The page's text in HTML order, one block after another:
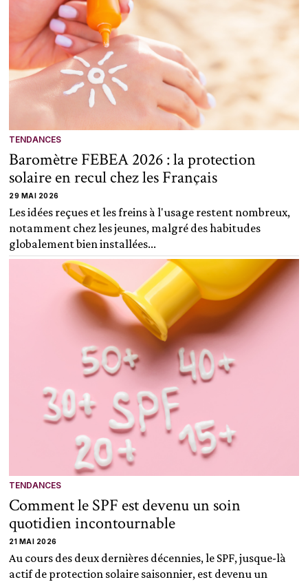
TENDANCES
Baromètre FEBEA 2026 : la protection
solaire en recul chez les Français
29 MAI 2026
Les idées reçues et les freins à l'usage restent nombreux,
notamment chez les jeunes, malgré des habitudes
globalement bien installées...
TENDANCES
Comment le SPF est devenu un soin
quotidien incontournable
21 MAI 2026
Au cours des deux dernières décennies, le SPF, jusque-là
actif de protection solaire saisonnier, est devenu un